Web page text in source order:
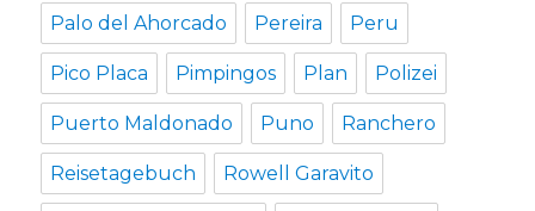
Palo del Ahorcado Pereira Peru
Pico Placa Pimpingos Plan Polizei
Puerto Maldonado Puno Ranchero
Reisetagebuch Rowell Garavito